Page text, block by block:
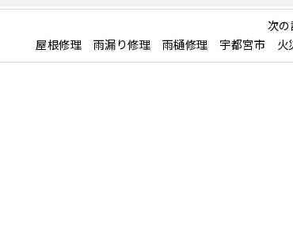
次
屋根修理 雨漏り修理 雨樋修理 宇都宮市 火